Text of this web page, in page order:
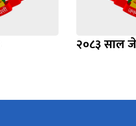
२०८३ साल